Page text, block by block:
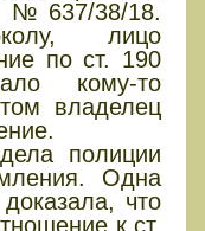
№637/38/18.
лицо
по ст. 190
кому-то
владелец
полиции
Одна
что
к ст.